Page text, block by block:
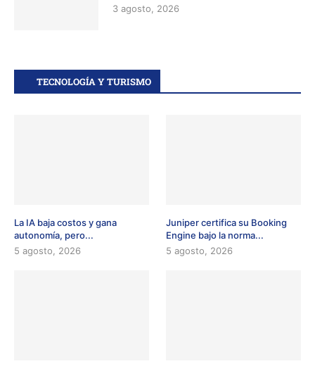
3 agosto, 2026
TECNOLOGÍA Y TURISMO
La IA baja costos y gana
autonomía, pero...
5 agosto, 2026
Juniper certifica su Booking
Engine bajo la norma...
5 agosto, 2026